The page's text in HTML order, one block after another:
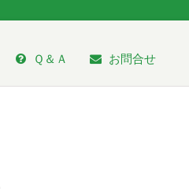
Ｑ＆Ａ お問合せ